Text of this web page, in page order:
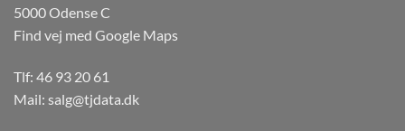
5000 Odense C
Find vej med Google Maps
Tlf: 46 93 20 61
Mail: salg@tjdata.dk